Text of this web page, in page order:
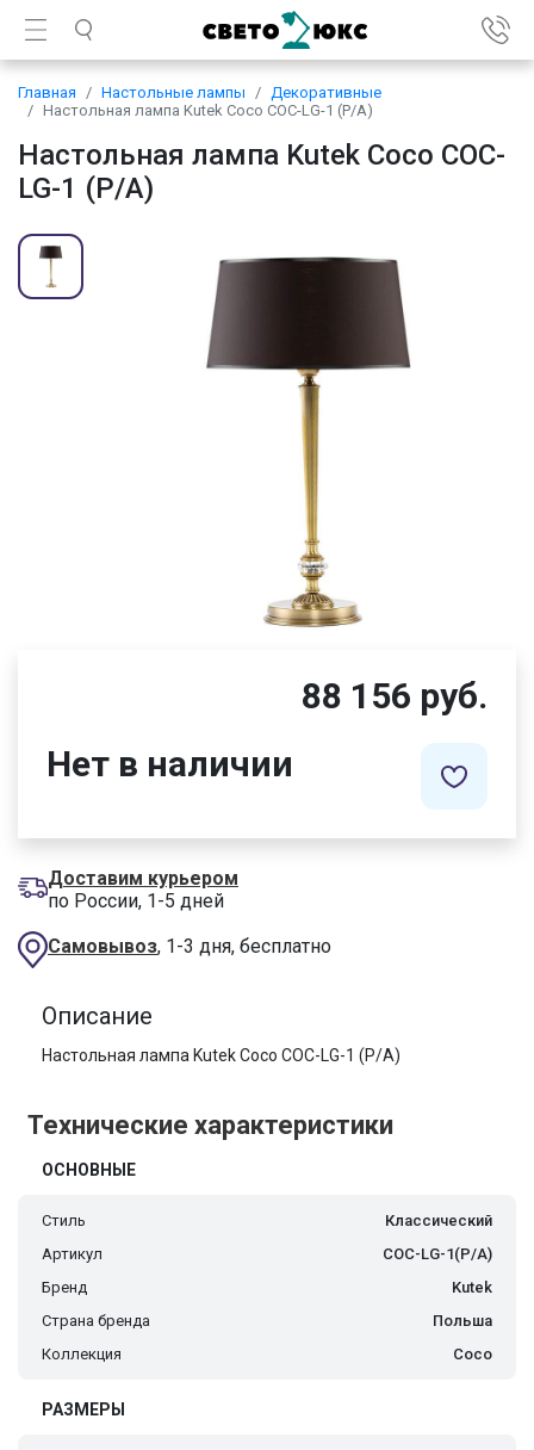
Главная Настольные лампы
Декоративные
Настольная лампа Kutek Coco COC-LG-1 (P/A)
Настольная лампа Kutek Coco COC-
LG-1 (P/A)
88 156 руб.
Нет в наличии
Доставим курьером
по России, 1-5 дней
Самовывоз, 1-3 дня, бесплатно
Описание
Настольная лампа Kutek Coco COC-LG-1 (P/A)
Технические характеристики
ОСНОВНЫЕ
Стиль
Классический
Артикул
COC-LG-1(P/A)
Бренд
Kutek
Страна бренда
Польша
Коллекция
Coco
РАЗМЕРЫ